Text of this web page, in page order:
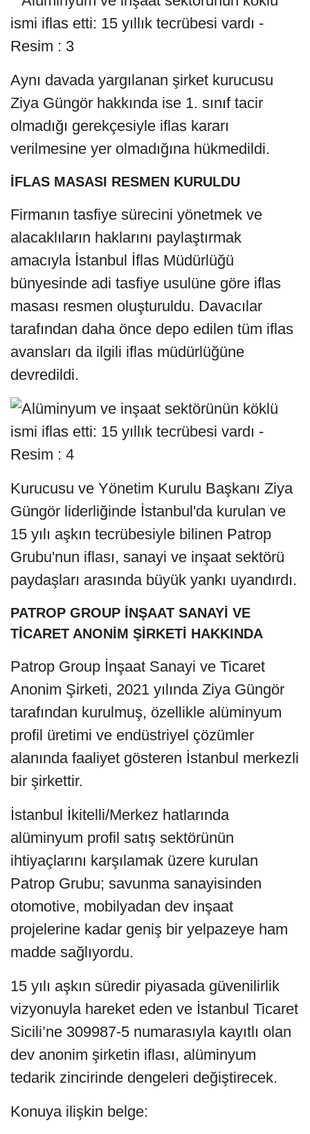
Aynı davada yargılanan şirket kurucusu
Ziya Güngör hakkında ise 1. sınıf tacir
olmadığı gerekçesiyle iflas kararı
verilmesine yer olmadığına hükmedildi.
İFLAS MASASI RESMEN KURULDU
Firmanın tasfiye sürecini yönetmek ve
alacaklıların haklarını paylaştırmak
amacıyla İstanbul İflas Müdürlüğü
bünyesinde adi tasfiye usulüne göre iflas
masası resmen oluşturuldu. Davacılar
tarafından daha önce depo edilen tüm iflas
avansları da ilgili iflas müdürlüğüne
devredildi.
Kurucusu ve Yönetim Kurulu Başkanı Ziya
Güngör liderliğinde İstanbul'da kurulan ve
15 yılı aşkın tecrübesiyle bilinen Patrop
Grubu'nun iflası, sanayi ve inşaat sektörü
paydaşları arasında büyük yankı uyandırdı.
PATROP GROUP İNŞAAT SANAYİ VE
TİCARET ANONİM ŞİRKETİ HAKKINDA
Patrop Group İnşaat Sanayi ve Ticaret
Anonim Şirketi, 2021 yılında Ziya Güngör
tarafından kurulmuş, özellikle alüminyum
profil üretimi ve endüstriyel çözümler
alanında faaliyet gösteren İstanbul merkezli
bir şirkettir.
İstanbul İkitelli/Merkez hatlarında
alüminyum profil satış sektörünün
ihtiyaçlarını karşılamak üzere kurulan
Patrop Grubu; savunma sanayisinden
otomotive, mobilyadan dev inşaat
projelerine kadar geniş bir yelpazeye ham
madde sağlıyordu.
15 yılı aşkın süredir piyasada güvenilirlik
vizyonuyla hareket eden ve İstanbul Ticaret
Sicili’ne 309987-5 numarasıyla kayıtlı olan
dev anonim şirketin iflası, alüminyum
tedarik zincirinde dengeleri değiştirecek.
Konuya ilişkin belge: